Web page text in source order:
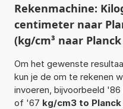
Rekenmachine:
centimeter naar
(kg/cm³ naar
Om het gewenste
kun je de om te rekenen
invoeren, bijvoorbeeld '86
of '67 kg/cm3 to